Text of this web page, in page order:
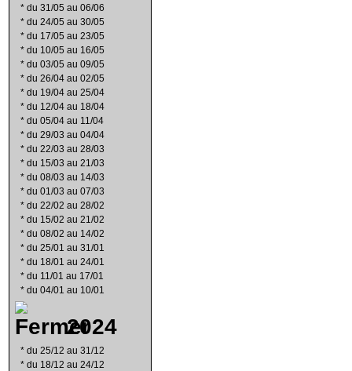
* du 31/05 au 06/06
* du 24/05 au 30/05
* du 17/05 au 23/05
* du 10/05 au 16/05
* du 03/05 au 09/05
* du 26/04 au 02/05
* du 19/04 au 25/04
* du 12/04 au 18/04
* du 05/04 au 11/04
* du 29/03 au 04/04
* du 22/03 au 28/03
* du 15/03 au 21/03
* du 08/03 au 14/03
* du 01/03 au 07/03
* du 22/02 au 28/02
* du 15/02 au 21/02
* du 08/02 au 14/02
* du 25/01 au 31/01
* du 18/01 au 24/01
* du 11/01 au 17/01
* du 04/01 au 10/01
2024
* du 25/12 au 31/12
* du 18/12 au 24/12